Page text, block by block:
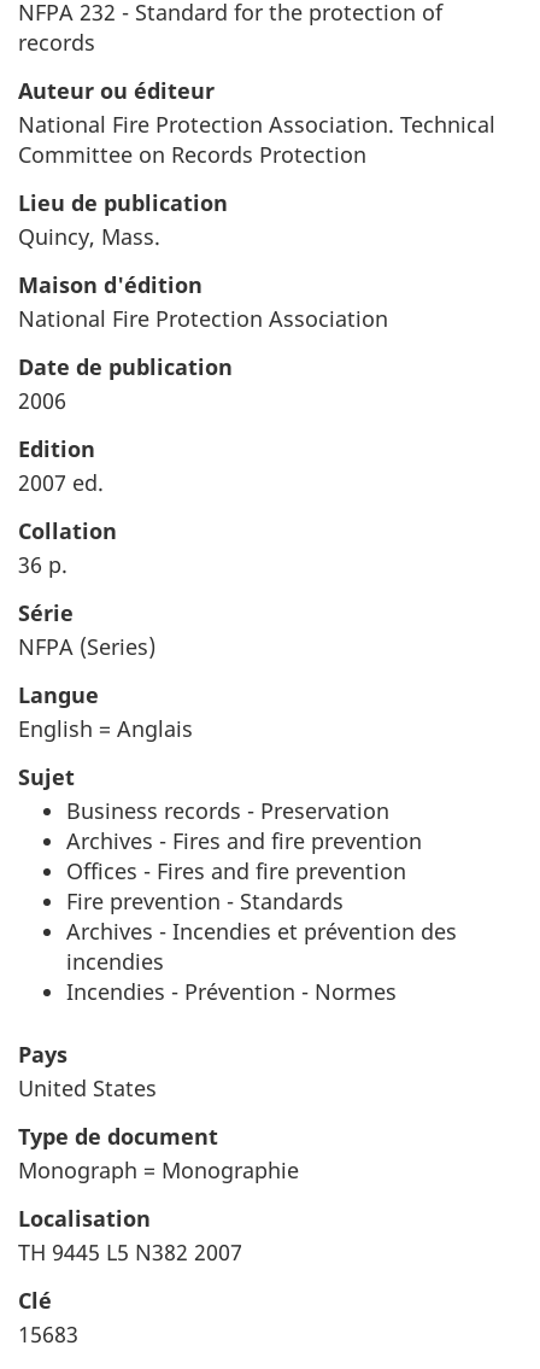
NFPA 232 - Standard for the protection of
records
Auteur ou éditeur
National Fire Protection Association. Technical
Committee on Records Protection
Lieu de publication
Quincy, Mass.
Maison d'édition
National Fire Protection Association
Date de publication
2006
Edition
2007 ed.
Collation
36 p.
Série
NFPA (Series)
Langue
English = Anglais
Sujet
Business records - Preservation
Archives - Fires and fire prevention
Offices - Fires and fire prevention
Fire prevention - Standards
Archives - Incendies et prévention des
incendies
Incendies - Prévention - Normes
Pays
United States
Type de document
Monograph = Monographie
Localisation
TH 9445 L5 N382 2007
Clé
15683